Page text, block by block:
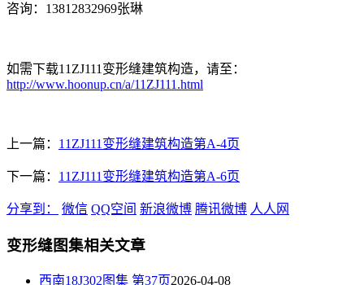
咨询：13812832969张琳
如需下载11ZJ111变形缝建筑构造，请至：
http://www.hoonup.cn/a/11ZJ111.html
上一篇： 11ZJ111变形缝建筑构造第A-4页
下一篇： 11ZJ111变形缝建筑构造第A-6页
分享到： 微信 QQ空间 新浪微博 腾讯微博 人人网
变形缝图集相关文章
西南18J302图集 第37页2026-04-08